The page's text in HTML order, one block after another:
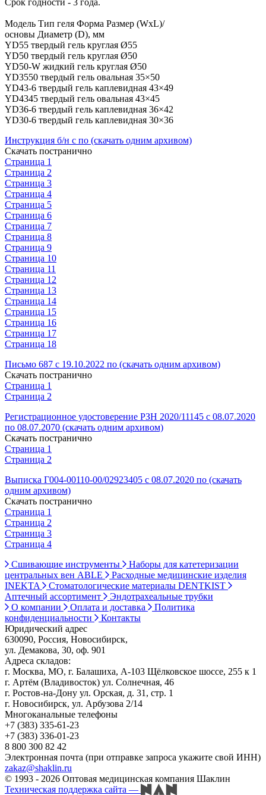
Модель Тип геля Форма Размер (WxL)/
основы Диаметр (D), мм
YD55 твердый гель круглая Ø55
YD50 твердый гель круглая Ø50
YD50-W жидкий гель круглая Ø50
YD3550 твердый гель овальная 35×50
YD43-6 твердый гель каплевидная 43×49
YD4345 твердый гель овальная 43×45
YD36-6 твердый гель каплевидная 36×42
YD30-6 твердый гель каплевидная 30×36
Инструкция б/н с по (скачать одним архивом)
Скачать постранично
Страница 1
Страница 2
Страница 3
Страница 4
Страница 5
Страница 6
Страница 7
Страница 8
Страница 9
Страница 10
Страница 11
Страница 12
Страница 13
Страница 14
Страница 15
Страница 16
Страница 17
Страница 18
Письмо 687 с 19.10.2022 по (скачать одним архивом)
Скачать постранично
Страница 1
Страница 2
Регистрационное удостоверение РЗН 2020/11145 с 08.07.2020
по 08.07.2070 (скачать одним архивом)
Скачать постранично
Страница 1
Страница 2
Выписка Г004-00110-00/02923405 с 08.07.2020 по (скачать
одним архивом)
Скачать постранично
Страница 1
Страница 2
Страница 3
Страница 4
Сшивающие инструменты
Наборы для катетеризации
центральных вен ABLE
Расходные медицинские изделия
INEKTA
Стоматологические материалы DENTKIST
Аптечный ассортимент
Эндотрахеальные трубки
О компании
Оплата и доставка
Политика
конфиденциальности
Контакты
Юридический адрес
630090, Россия, Новосибирск,
ул. Демакова, 30, оф. 901
Адреса складов:
г. Москва, МО, г. Балашиха, А-103 Щёлковское шоссе, 255 к 1
г. Артём (Владивосток) ул. Солнечная, 46
г. Ростов-на-Дону ул. Орская, д. 31, стр. 1
г. Новосибирск, ул. Арбузова 2/14
Многоканальные телефоны
+7 (383) 335-61-23
+7 (383) 336-01-23
8 800 300 82 42
Электронная почта (при отправке запроса укажите свой ИНН)
zakaz@shaklin.ru
© 1993 - 2026 Оптовая медицинская компания Шаклин
Техническая поддержка сайта —